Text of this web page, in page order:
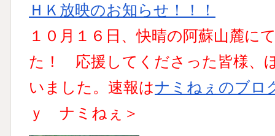
ＨＫ放映のお知らせ！！！
１０月１６日、快晴の阿蘇山麓に
た！ 応援してくださった皆様、
いました。速報はナミねぇのブロ
ｙ ナミねぇ＞